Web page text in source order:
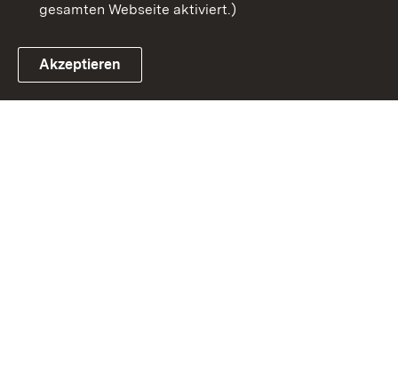
Link zum Landesportal
gesamten Webseite aktiviert.)
Akzeptieren